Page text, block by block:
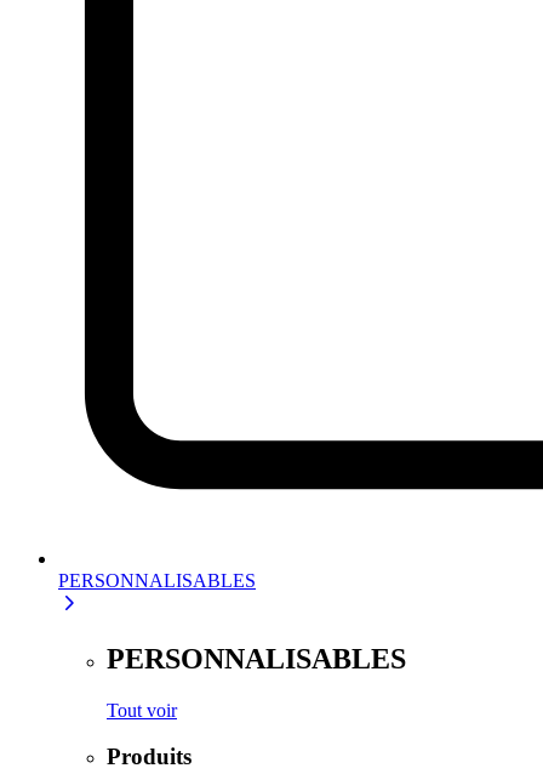
PERSONNALISABLES
PERSONNALISABLES
Tout voir
Produits